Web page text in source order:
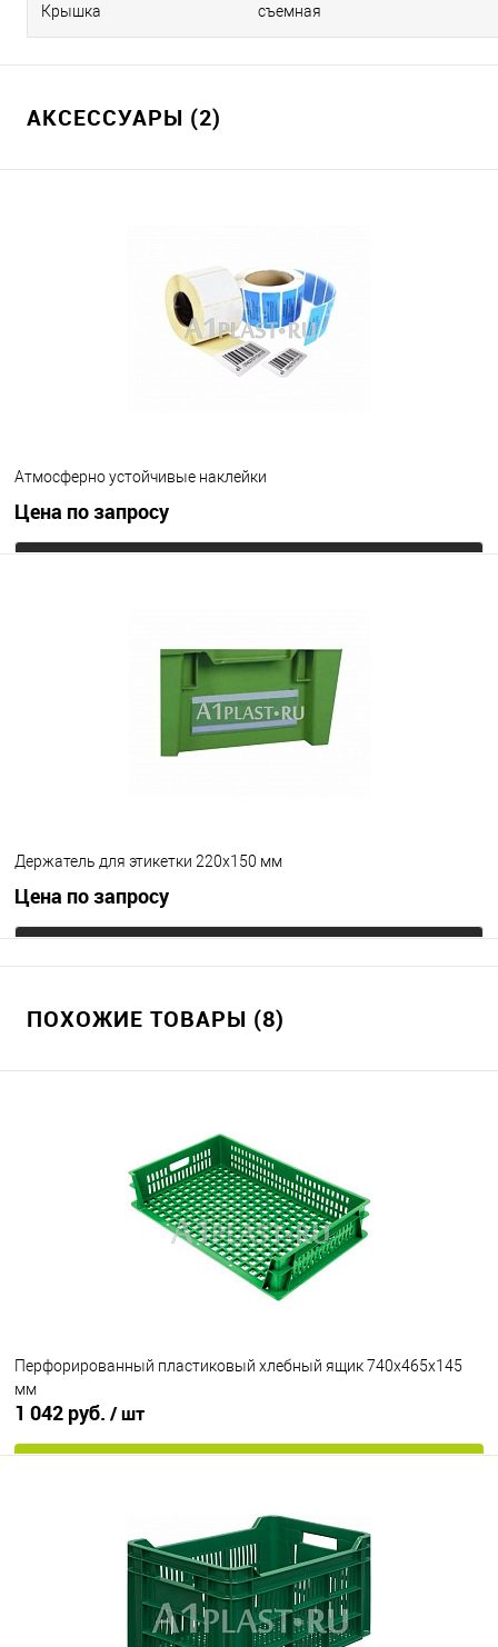
Крышка съемная
АКСЕССУАРЫ (2)
Атмосферно устойчивые наклейки
Цена по запросу
Держатель для этикетки 220х150 мм
Цена по запросу
В избранное
ПОХОЖИЕ ТОВАРЫ (8)
Перфорированный пластиковый хлебный ящик 740х465х145
мм
1 042 руб. / шт
Под заказ